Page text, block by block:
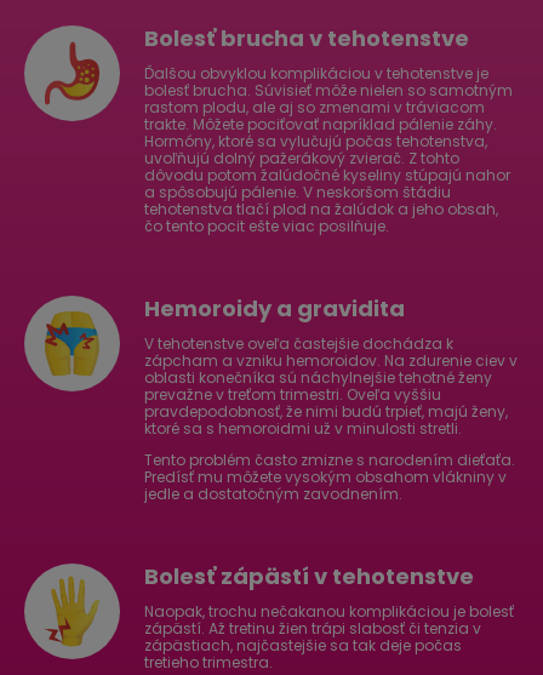
Bolesť brucha v tehotenstve
Ďalšou obvyklou komplikáciou v tehotenstve je
bolesť brucha. Súvisieť môže nielen so samotným
rastom plodu, ale aj so zmenami v tráviacom
trakte. Môžete pociťovať napríklad pálenie záhy.
Hormóny, ktoré sa vylučujú počas tehotenstva,
uvoľňujú dolný pažerákový zvierač. Z tohto
dôvodu potom žalúdočné kyseliny stúpajú nahor
a spôsobujú pálenie. V neskoršom štádiu
tehotenstva tlačí plod na žalúdok a jeho obsah,
čo tento pocit ešte viac posilňuje.
Hemoroidy a gravidita
V tehotenstve oveľa častejšie dochádza k
zápcham a vzniku hemoroidov. Na zdurenie ciev v
oblasti konečníka sú náchylnejšie tehotné ženy
prevažne v treťom trimestri. Oveľa vyššiu
pravdepodobnosť, že nimi budú trpieť, majú ženy,
ktoré sa s hemoroidmi už v minulosti stretli.
Tento problém často zmizne s narodením dieťaťa.
Predísť mu môžete vysokým obsahom vlákniny v
jedle a dostatočným zavodnením.
Bolesť zápästí v tehotenstve
Naopak, trochu nečakanou komplikáciou je bolesť
zápästí. Až tretinu žien trápi slabosť či tenzia v
zápästiach, najčastejšie sa tak deje počas
tretieho trimestra.